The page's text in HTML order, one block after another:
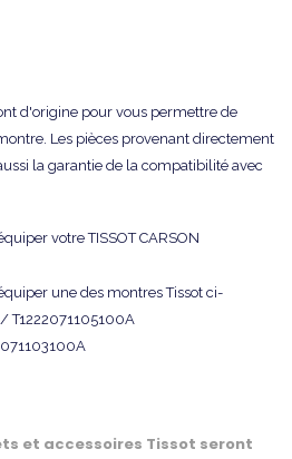
d'origine pour vous permettre de
Les pièces provenant directement
la garantie de la compatibilité avec
votre TISSOT CARSON
une des montres Tissot ci-
T1222071105100A
et accessoires Tissot seront